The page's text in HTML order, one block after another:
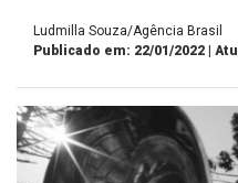
Ludmilla Souza/Agência Brasil
Publicado em: 22/01/2022 |